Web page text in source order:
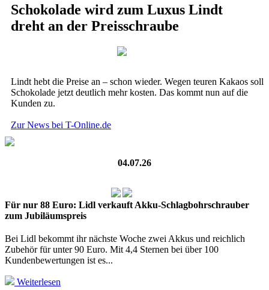
Schokolade wird zum Luxus Lindt
dreht an der Preisschraube
Lindt hebt die Preise an – schon wieder. Wegen teuren Kakaos soll
Schokolade jetzt deutlich mehr kosten. Das kommt nun auf die
Kunden zu.
Zur News bei T-Online.de
04.07.26
Für nur 88 Euro: Lidl verkauft Akku-Schlagbohrschrauber
zum Jubiläumspreis
Bei Lidl bekommt ihr nächste Woche zwei Akkus und reichlich
Zubehör für unter 90 Euro. Mit 4,4 Sternen bei über 100
Kundenbewertungen ist es...
Weiterlesen